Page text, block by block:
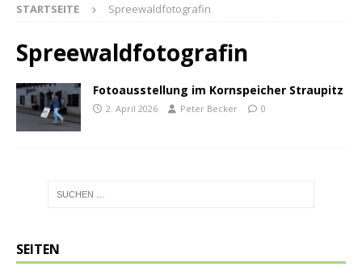
STARTSEITE Spreewaldfotografin
Spreewaldfotografin
Fotoausstellung im Kornspeicher Straupitz
2. April 2026 Peter Becker 0
SEITEN